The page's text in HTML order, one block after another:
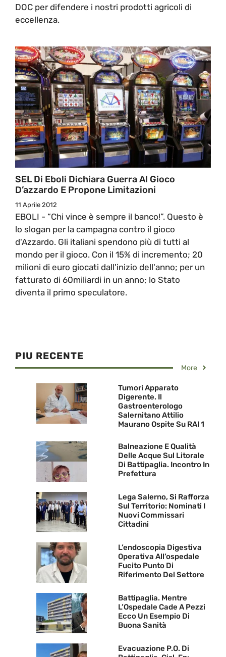
DOC per difendere i nostri prodotti agricoli di
eccellenza.
SEL Di Eboli Dichiara Guerra Al Gioco
D’azzardo E Propone Limitazioni
11 Aprile 2012
EBOLI - “Chi vince è sempre il banco!”. Questo è
lo slogan per la campagna contro il gioco
d'Azzardo. Gli italiani spendono più di tutti al
mondo per il gioco. Con il 15% di incremento; 20
milioni di euro giocati dall'inizio dell'anno; per un
fatturato di 60miliardi in un anno; lo Stato
diventa il primo speculatore.
PIU RECENTE
More
Tumori Apparato
Digerente. Il
Gastroenterologo
Salernitano Attilio
Maurano Ospite Su RAI 1
Balneazione E Qualità
Delle Acque Sul Litorale
Di Battipaglia. Incontro In
Prefettura
Lega Salerno, Si Rafforza
Sul Territorio: Nominati I
Nuovi Commissari
Cittadini
L’endoscopia Digestiva
Operativa All’ospedale
Fucito Punto Di
Riferimento Del Settore
Battipaglia. Mentre
L’Ospedale Cade A Pezzi
Ecco Un Esempio Di
Buona Sanità
Evacuazione P.O. Di